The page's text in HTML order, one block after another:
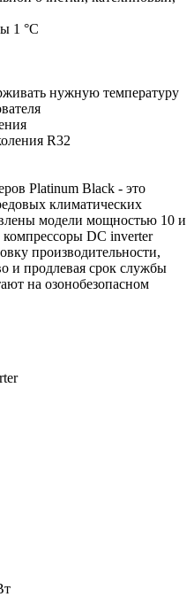
1 °С
нужную температуру
R32
Platinum Black - это
климатических
модели мощностью 10 и
DC inverter
производительности,
и продлевая срок службы
на озонобезопасном